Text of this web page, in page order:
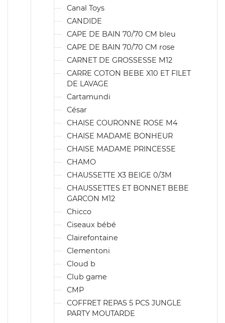
Canal Toys
CANDIDE
CAPE DE BAIN 70/70 CM bleu
CAPE DE BAIN 70/70 CM rose
CARNET DE GROSSESSE M12
CARRE COTON BEBE X10 ET FILET
DE LAVAGE
Cartamundi
César
CHAISE COURONNE ROSE M4
CHAISE MADAME BONHEUR
CHAISE MADAME PRINCESSE
CHAMO
CHAUSSETTE X3 BEIGE 0/3M
CHAUSSETTES ET BONNET BEBE
GARCON M12
Chicco
Ciseaux bébé
Clairefontaine
Clementoni
Cloud b
Club game
CMP
COFFRET REPAS 5 PCS JUNGLE
PARTY MOUTARDE